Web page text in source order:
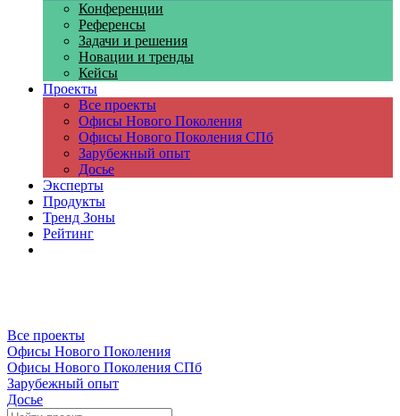
Конференции
Референсы
Задачи и решения
Новации и тренды
Кейсы
Проекты
Все проекты
Офисы Нового Поколения
Офисы Нового Поколения СПб
Зарубежный опыт
Досье
Эксперты
Продукты
Тренд Зоны
Рейтинг
Все проекты
Офисы Нового Поколения
Офисы Нового Поколения СПб
Зарубежный опыт
Досье